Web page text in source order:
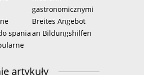
gastronomicznymi
spania
Breites Angebot
an Bildungshilfen
artykuły